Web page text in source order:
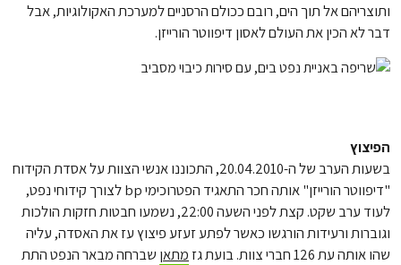
ותוצריהם אל תוך הים, רובם ככולם הרסניים למערכת האקולוגיות, אבל
דבר לא הכין את העולם לאסון דיפווטר הורייזן.
הפיצוץ
בשעות הערב של ה-20.04.2010, התכוננו אנשי הצוות על אסדת הקידוח
"דיפווטר הורייזן" אותה חכר התאגיד הפטרוכימי bp לצורך קידוחי נפט,
לעוד ערב שקט. קצת לפני השעה 22:00, נשמעו חבטות חזקות הולכות
וגוברות ורעידות הורגשו כאשר לפתע זעזע פיצוץ עז את האסדה, עליה
שהו אותה עת 126 חברי צוות. בועת גז
מתאן שברחה מבאר הנפט התת